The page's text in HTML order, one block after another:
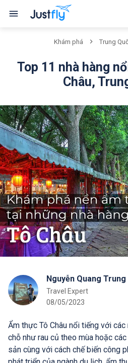
Khám phá Trung
Top 11 nhà hàng
Châu,
Nguyễn Quang Trung
Travel Expert
08/05/2023
Ẩm thực Tô Châu nổi tiếng với
chỗ như rau củ theo mùa hoặc
sản cùng với cách chế biến công